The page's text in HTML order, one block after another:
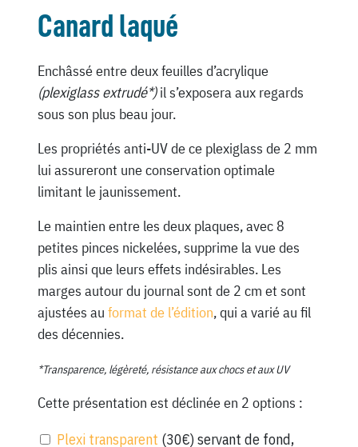
Canard laqué
Enchâssé entre deux feuilles d’acrylique
(plexiglass extrudé*)il s’exposera aux regards
sous son plus beau jour.
Les propriétés anti-UV de ce plexiglass de 2 mm
lui assureront une conservation optimale
limitant le jaunissement.
Le maintien entre les deux plaques, avec 8
petites pinces nickelées, supprime la vue des
plis ainsi que leurs effets indésirables. Les
marges autour du journal sont de 2 cm et sont
ajustées au format de l’édition, qui a varié au fil
des décennies.
*Transparence, légèreté, résistance aux chocs et aux UV
Cette présentation est déclinée en 2 options :
Plexi transparent (30€) servant de fond,